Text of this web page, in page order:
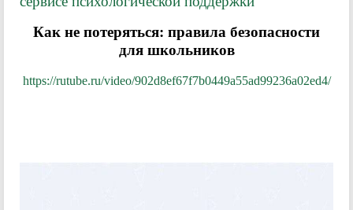
Как не потеряться: правила безопасности
для школьников
https://rutube.ru/video/902d8ef67f7b0449a55ad99236a02ed4/